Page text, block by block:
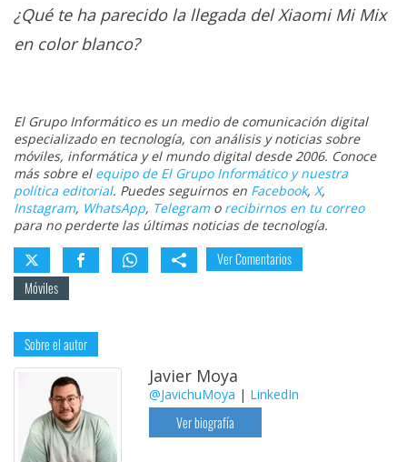
¿Qué te ha parecido la llegada del Xiaomi Mi Mix
en color blanco?
El Grupo Informático es un medio de comunicación digital
especializado en tecnología, con análisis y noticias sobre
móviles, informática y el mundo digital desde 2006. Conoce
más sobre el equipo de El Grupo Informático y nuestra
política editorial. Puedes seguirnos en Facebook, X,
Instagram, WhatsApp, Telegramo recibirnos en tu correo
para no perderte las últimas noticias de tecnología.
Ver Comentarios
Móviles
Sobre el autor
Javier Moya
@JavichuMoya | LinkedIn
Ver biografía